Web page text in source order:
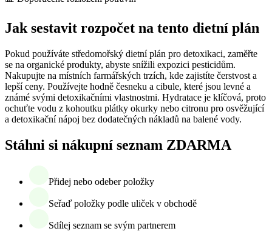
Jak sestavit rozpočet na tento dietní plán
Pokud používáte středomořský dietní plán pro detoxikaci, zaměřte
se na organické produkty, abyste snížili expozici pesticidům.
Nakupujte na místních farmářských trzích, kde zajistíte čerstvost a
lepší ceny. Používejte hodně česneku a cibule, které jsou levné a
známé svými detoxikačními vlastnostmi. Hydratace je klíčová, proto
ochuťte vodu z kohoutku plátky okurky nebo citronu pro osvěžující
a detoxikační nápoj bez dodatečných nákladů na balené vody.
Stáhni si nákupní seznam ZDARMA
Přidej nebo odeber položky
Seřaď položky podle uliček v obchodě
Sdílej seznam se svým partnerem